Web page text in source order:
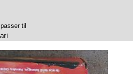
til